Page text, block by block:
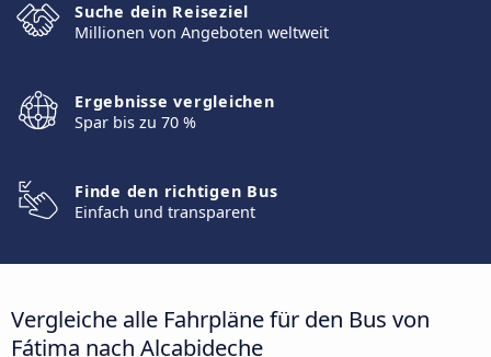
Suche dein Reiseziel
Millionen von Angeboten weltweit
Ergebnisse vergleichen
Spar bis zu 70 %
Finde den richtigen Bus
Einfach und transparent
Vergleiche alle Fahrpläne für den Bus von
Fátima nach Alcabideche